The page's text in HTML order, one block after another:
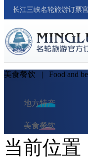
长江三峡名轮旅游订票
美食餐饮 | Food and
地方特产
美食餐饮
民俗风情
当前位置